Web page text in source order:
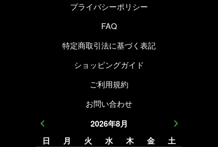
プライバシーポリシー
FAQ
特定商取引法に基づく表記
ショッピングガイド
ご利用規約
お問い合わせ
2026年8月
日
月 火 水 木 金
土